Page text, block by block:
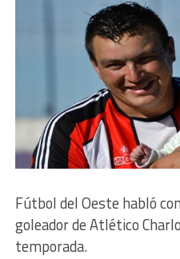
Fútbol del Oeste habló
goleador de Atlético
temporada.